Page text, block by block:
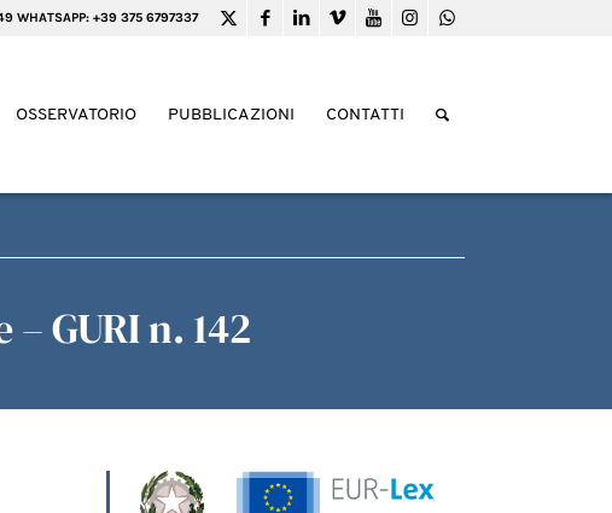
WHATSAPP: +39 375 6797337
OSSERVATORIO PUBBLICAZIONI CONTATTI
GURI n. 142